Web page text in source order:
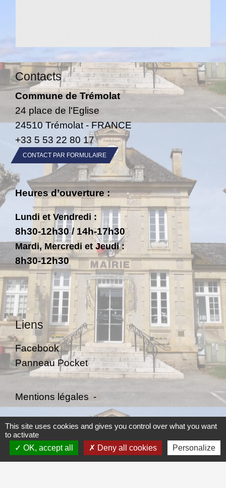
Contacts
Commune de Trémolat
24 place de l'Eglise
24510 Trémolat - FRANCE
+33 5 53 22 80 17
CONTACT PAR FORMULAIRE
Heures d’ouverture :
Lundi et Vendredi :
8h30-12h30 / 14h-17h30
Mardi, Mercredi et Jeudi :
8h30-12h30
Liens
Facebook
Panneau Pocket
Mentions légales -
Politique de confidentialité - Accessibilité -
Plan du site - Gestion des cookies
This site uses cookies and gives you control over what you want
to activate
OK, accept all
Deny all cookies Personalize